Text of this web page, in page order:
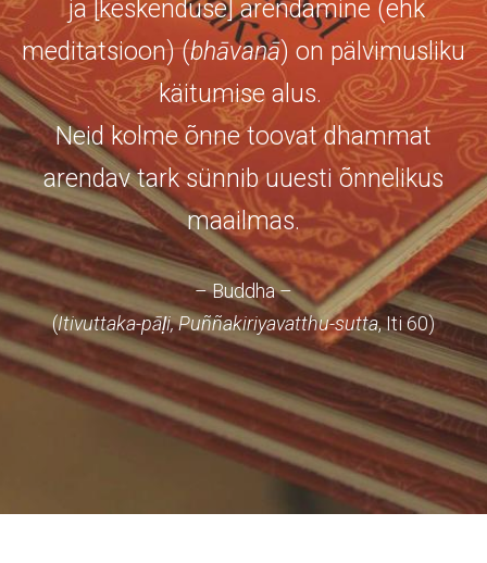
ja [keskenduse] arendamine (ehk
meditatsioon) (bhāvanā) on pälvimusliku
käitumise alus.
Neid kolme õnne toovat dhammat
arendav tark sünnib uuesti õnnelikus
maailmas.
– Buddha –
(Itivuttaka-pāḷi, Puññakiriyavatthu-sutta, Iti 60)